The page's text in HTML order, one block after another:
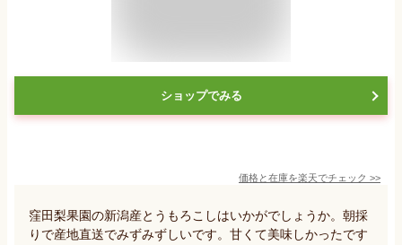
ショップでみる
価格と在庫を楽天でチェック >>
窪田梨果園の新潟産とうもろこしはいかがでしょうか。朝採
りで産地直送でみずみずしいです。甘くて美味しかったです